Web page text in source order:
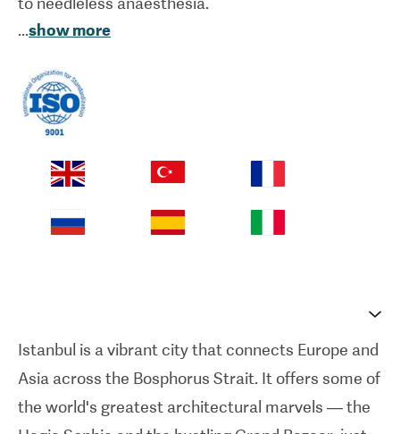
Yavuz Hair Transplant Clinic have received
international recognition. The clinic is also
experienced in caring for international patients,
offering all-inclusive packages for
FUE hair
accommodation arrangements, airport pick-ups,
I always strive to provide the most comfortable
and stressless experience for all of my patients.
You will receive comprehensive support,
including a luxurious accommodation in a well-
...show more
Istanbul is a vibrant city that connects Europe and
Asia across the Bosphorus Strait. It offers some of
the world's greatest architectural marvels — the